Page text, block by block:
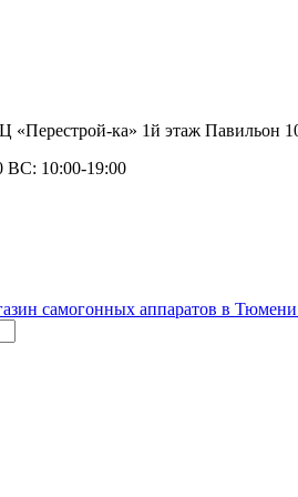
«Перестрой-ка» 1й этаж Павильон
10:00-19:00